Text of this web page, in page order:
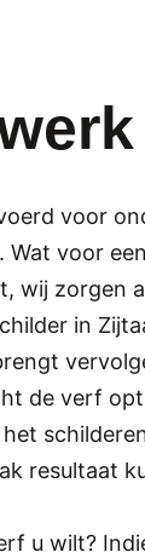
voor
Wat voor
wij zorgen
in
de verf
resultaat
u wilt?